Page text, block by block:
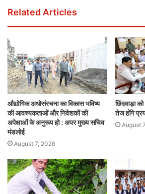
Related Articles
औद्योगिक अधोसंरचना का विकास भविष्य
की आवश्यकताओं और निवेशकों की
अपेक्षाओं के अनुरूप हो : अपर मुख्य सचिव
मंडलोई
August 7, 2026
छिंदवाड़ा
तेज होंगे
August